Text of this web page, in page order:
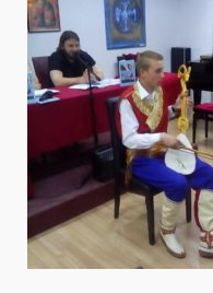
Post
navigation